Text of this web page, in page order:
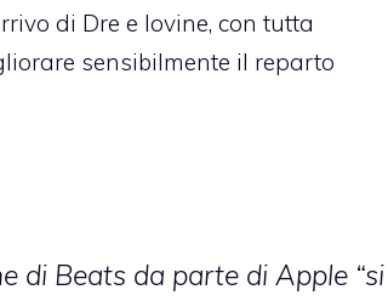
di Dre e Iovine, con tutta
sensibilmente il reparto
di Beats da parte di Apple “si